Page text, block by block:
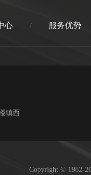
心 / 服务优势
镇西
Copyright © 1982-